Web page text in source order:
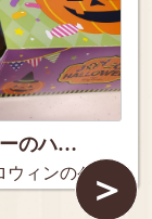
＞
のハ…
ィンのケー